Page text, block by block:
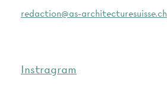
redaction@as-architecturesuisse.ch
Instragram